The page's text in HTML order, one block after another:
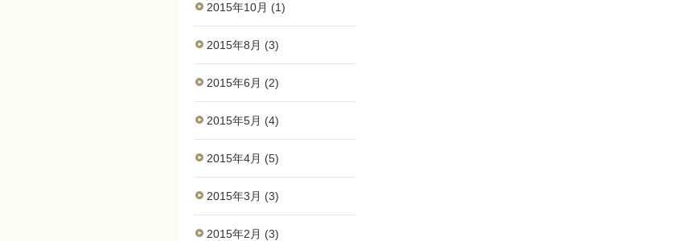
2015年10月 (1)
2015年8月 (3)
2015年6月 (2)
2015年5月 (4)
2015年4月 (5)
2015年3月 (3)
2015年2月 (3)